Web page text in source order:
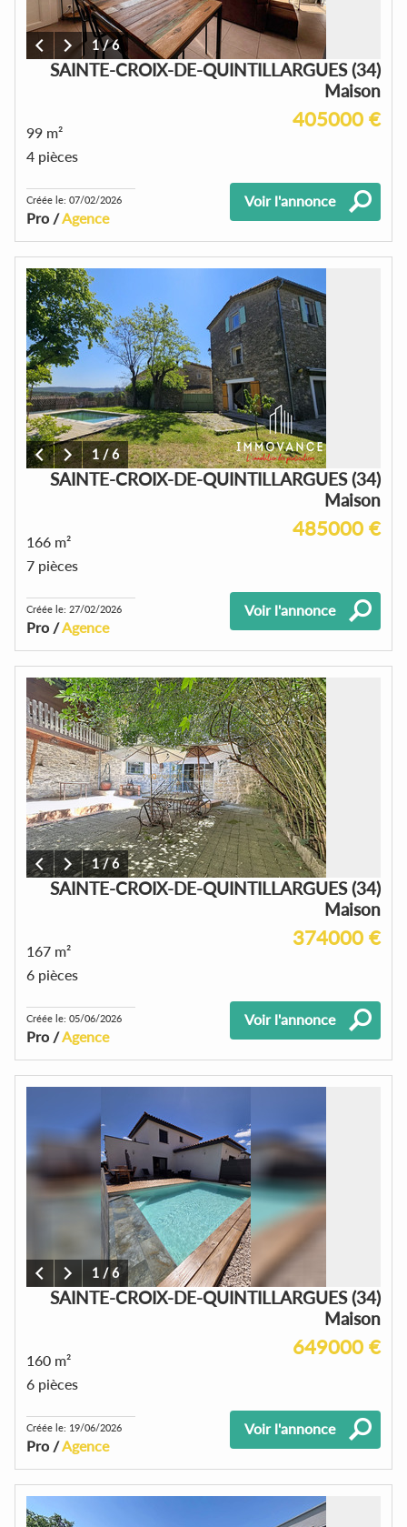
1/6
SAINTE-CROIX-DE-QUINTILLARGUES (34)
Maison
405000 €
99 m²
4 pièces
Créée le: 07/02/2026
Pro /Agence
Voir l'annonce
1/6
SAINTE-CROIX-DE-QUINTILLARGUES (34)
Maison
485000 €
166 m²
7 pièces
Créée le: 27/02/2026
Pro /Agence
Voir l'annonce
1/6
SAINTE-CROIX-DE-QUINTILLARGUES (34)
Maison
374000 €
167 m²
6 pièces
Créée le: 05/06/2026
Pro /Agence
Voir l'annonce
1 /6
SAINTE-CROIX-DE-QUINTILLARGUES (34)
Maison
649000 €
160 m²
6 pièces
Créée le: 19/06/2026
Pro /Agence
Voir l'annonce